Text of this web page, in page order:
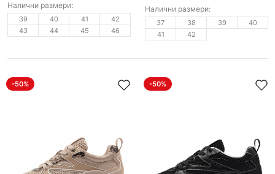
Налични размери:
39 40 41
42
43
44 45 46
Налични размери:
37 38 39
40
41
42
-50% -50%